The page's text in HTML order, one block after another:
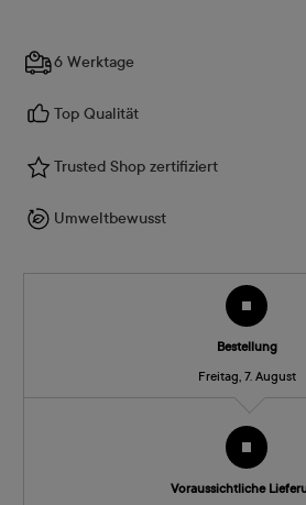
6 Werktage
Top Qualität
Trusted Shop zertifiziert
Umweltbewusst
Bestellung
Freitag, 7. August
Voraussichtliche